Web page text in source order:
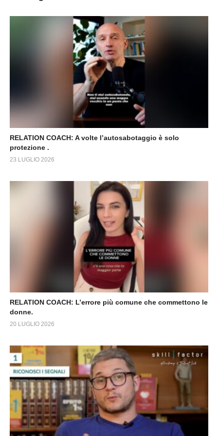
RELATION COACH: A volte l’autosabotaggio è solo
protezione .
23 LUGLIO 2026
RELATION COACH: L’errore più comune che commettono le
donne.
20 LUGLIO 2026